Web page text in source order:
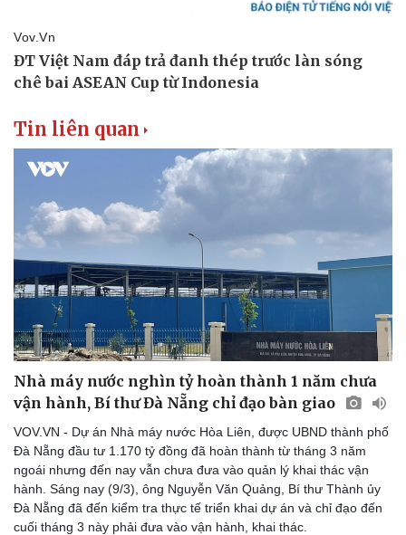
Tin liên quan
Nhà máy nước nghìn tỷ hoàn thành 1 năm chưa
vận hành, Bí thư Đà Nẵng chỉ đạo bàn giao
VOV.VN - Dự án Nhà máy nước Hòa Liên, được UBND thành phố
Đà Nẵng đầu tư 1.170 tỷ đồng đã hoàn thành từ tháng 3 năm
ngoái nhưng đến nay vẫn chưa đưa vào quản lý khai thác vận
hành. Sáng nay (9/3), ông Nguyễn Văn Quảng, Bí thư Thành ủy
Đà Nẵng đã đến kiểm tra thực tế triển khai dự án và chỉ đạo đến
cuối tháng 3 này phải đưa vào vận hành, khai thác.